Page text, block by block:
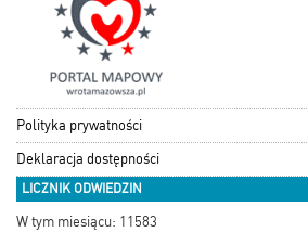
Polityka prywatności
Deklaracja dostępności
LICZNIK ODWIEDZIN
W tym miesiącu: 11583